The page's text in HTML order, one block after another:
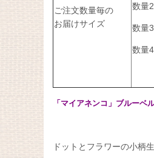
ご注文数量毎の
お届けサイズ
数量
数量
数量
「マイアネンコ」ブルーベ
ドットとフラワーの小柄生